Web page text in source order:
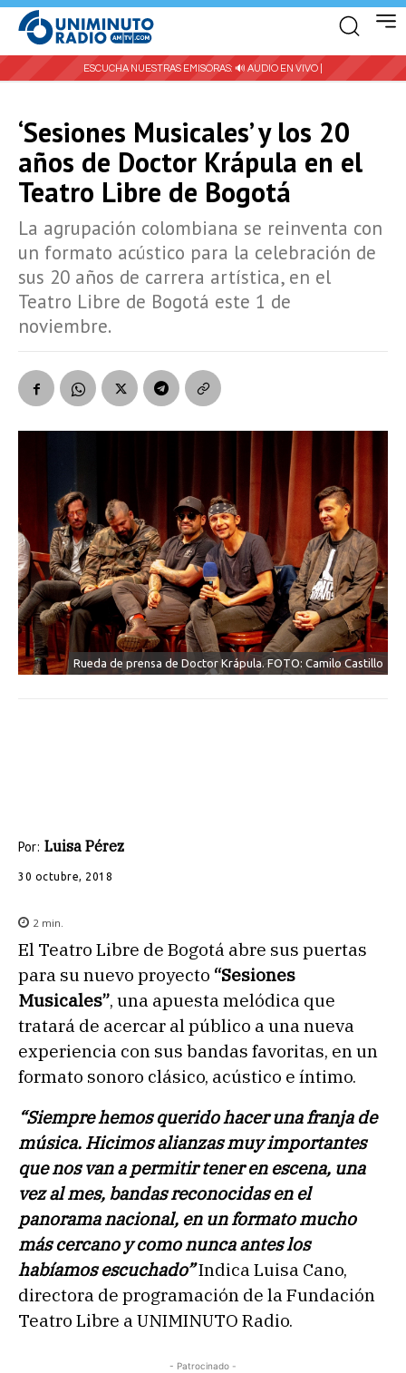
ESCUCHA NUESTRAS EMISORAS: 🔊 AUDIO EN VIVO |
‘Sesiones Musicales’ y los 20
años de Doctor Krápula en el
Teatro Libre de Bogotá
La agrupación colombiana se reinventa con
un formato acústico para la celebración de
sus 20 años de carrera artística, en el
Teatro Libre de Bogotá este 1 de
noviembre.
Rueda de prensa de Doctor Krápula. FOTO: Camilo Castillo
Por: Luisa Pérez
30 octubre, 2018
2 min.
El Teatro Libre de Bogotá abre sus puertas
para su nuevo proyecto “Sesiones
Musicales”, una apuesta melódica que
tratará de acercar al público a una nueva
experiencia con sus bandas favoritas, en un
formato sonoro clásico, acústico e íntimo.
“Siempre hemos querido hacer una franja de
música. Hicimos alianzas muy importantes
que nos van a permitir tener en escena, una
vez al mes, bandas reconocidas en el
panorama nacional, en un formato mucho
más cercano y como nunca antes los
habíamos escuchado”Indica Luisa Cano,
directora de programación de la Fundación
Teatro Libre a UNIMINUTO Radio.
- Patrocinado -